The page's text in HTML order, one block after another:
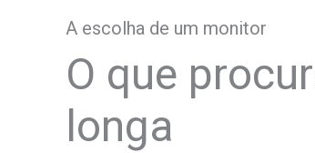
A escolha de um monitor
O que
longa